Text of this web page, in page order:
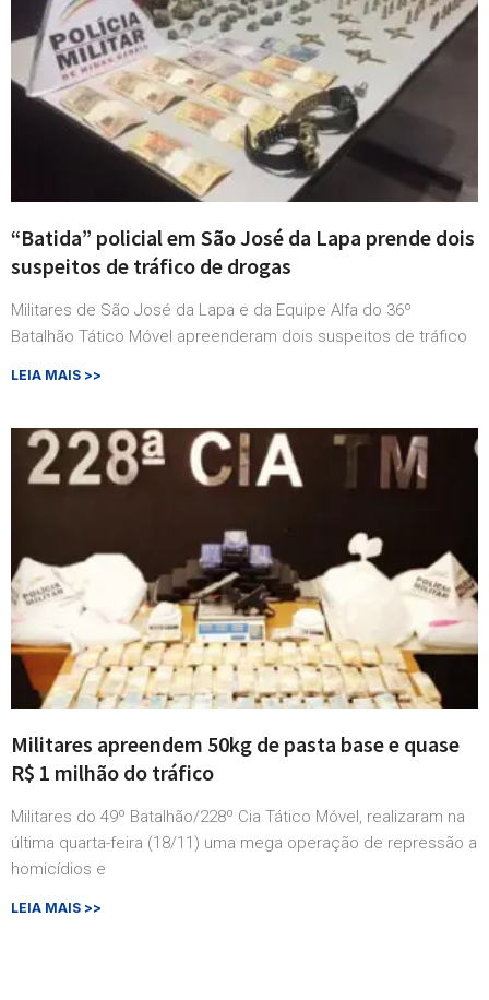
“Batida” policial em São José da Lapa prende dois
suspeitos de tráfico de drogas
Militares de São José da Lapa e da Equipe Alfa do 36º
Batalhão Tático Móvel apreenderam dois suspeitos de tráfico
LEIA MAIS >>
Militares apreendem 50kg de pasta base e quase
R$ 1 milhão do tráfico
Militares do 49º Batalhão/228º Cia Tático Móvel, realizaram na
última quarta-feira (18/11) uma mega operação de repressão a
homicídios e
LEIA MAIS >>